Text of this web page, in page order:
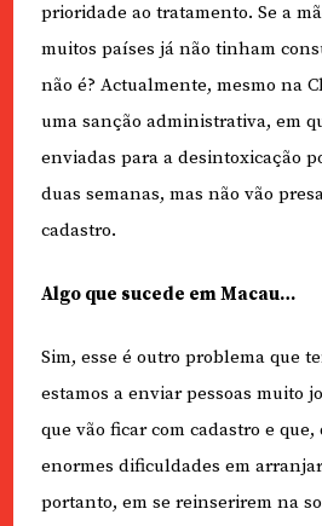
prioridade ao tratamento. Se a
muitos países já não tinham
não é? Actualmente, mesmo na
uma sanção administrativa, em
enviadas para a desintoxicação
duas semanas, mas não vão
cadastro.
Algo que sucede em Macau…
Sim, esse é outro problema que
estamos a enviar pessoas muito
que vão ficar com cadastro e
enormes dificuldades em
portanto, em se reinserirem na